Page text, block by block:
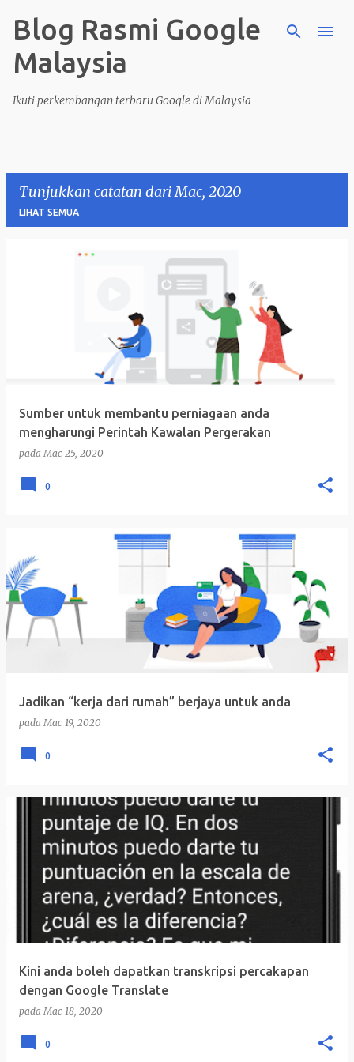
Langkau ke kandungan utama
Blog Rasmi Google
Malaysia
Ikuti perkembangan terbaru Google di Malaysia
Tunjukkan catatan dari Mac, 2020
LIHAT SEMUA
Sumber untuk membantu perniagaan anda
mengharungi Perintah Kawalan Pergerakan
padaMac 25, 2020
0
Jadikan “kerja dari rumah” berjaya untuk anda
padaMac 19, 2020
0
Kini anda boleh dapatkan transkripsi percakapan
dengan Google Translate
padaMac 18, 2020
0